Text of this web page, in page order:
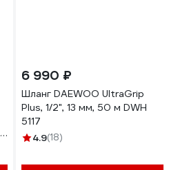
6 990 ₽
Шланг DAEWOO UltraGrip
Plus, 1/2", 13 мм, 50 м DWH
5117
4.9(18)